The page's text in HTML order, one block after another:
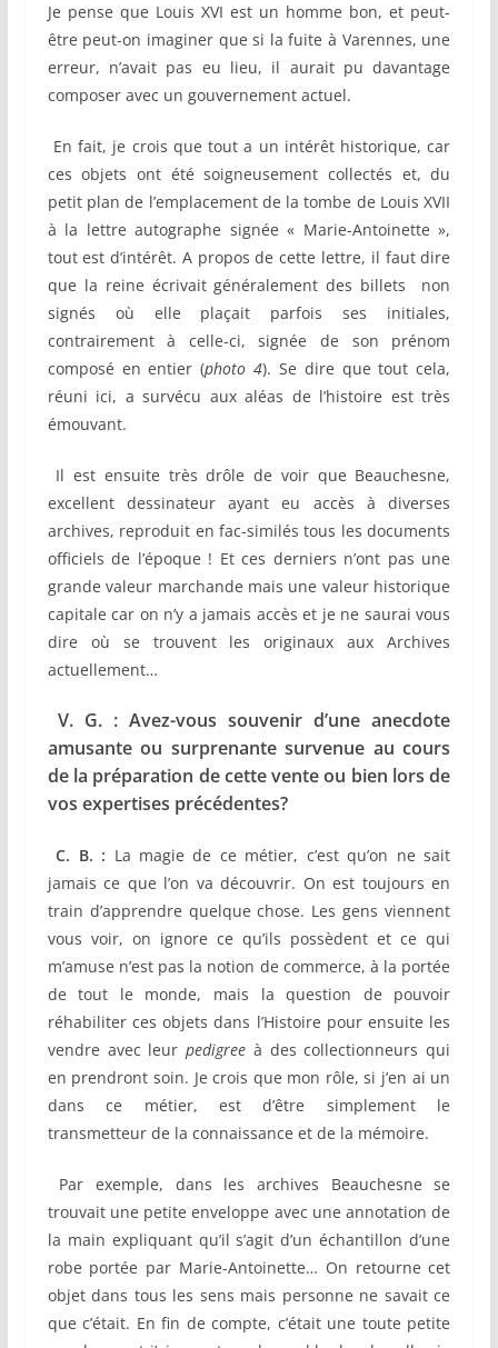
Je pense que Louis XVI est un homme bon, et peut-
être peut-on imaginer que si la fuite à Varennes, une
erreur, n’avait pas eu lieu, il aurait pu davantage
composer avec un gouvernement actuel.
En fait, je crois que tout a un intérêt historique, car
ces objets ont été soigneusement collectés et, du
petit plan de l’emplacement de la tombe de Louis XVII
à la lettre autographe signée « Marie-Antoinette »,
tout est d’intérêt. A propos de cette lettre, il faut dire
que la reine écrivait généralement des billets non
signés où elle plaçait parfois ses initiales,
contrairement à celle-ci, signée de son prénom
composé en entier (photo 4). Se dire que tout cela,
réuni ici, a survécu aux aléas de l’histoire est très
émouvant.
Il est ensuite très drôle de voir que Beauchesne,
excellent dessinateur ayant eu accès à diverses
archives, reproduit en fac-similés tous les documents
officiels de l’époque ! Et ces derniers n’ont pas une
grande valeur marchande mais une valeur historique
capitale car on n’y a jamais accès et je ne saurai vous
dire où se trouvent les originaux aux Archives
actuellement…
V. G. : Avez-vous souvenir d’une anecdote
amusante ou surprenante survenue au cours
de la préparation de cette vente ou bien lors de
vos expertises précédentes?
C. B. : La magie de ce métier, c’est qu’on ne sait
jamais ce que l’on va découvrir. On est toujours en
train d’apprendre quelque chose. Les gens viennent
vous voir, on ignore ce qu’ils possèdent et ce qui
m’amuse n’est pas la notion de commerce, à la portée
de tout le monde, mais la question de pouvoir
réhabiliter ces objets dans l’Histoire pour ensuite les
vendre avec leurpedigree à des collectionneurs qui
en prendront soin. Je crois que mon rôle, si j’en ai un
dans ce métier, est d’être simplement le
transmetteur de la connaissance et de la mémoire.
Par exemple, dans les archives Beauchesne se
trouvait une petite enveloppe avec une annotation de
la main expliquant qu’il s’agit d’un échantillon d’une
robe portée par Marie-Antoinette… On retourne cet
objet dans tous les sens mais personne ne savait ce
que c’était. En fin de compte, c’était une toute petite